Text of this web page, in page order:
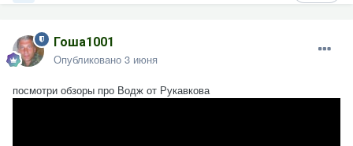
Гоша1001
Опубликовано 3 июня
посмотри обзоры про Водж от Рукавкова